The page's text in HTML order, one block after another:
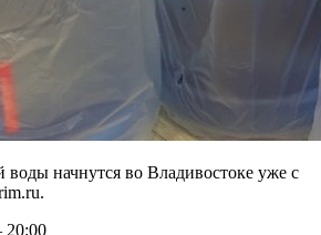
начнутся во Владивостоке уже с